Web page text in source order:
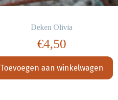
Deken Olivia
€4,50
Toevoegen aan winkelwagen